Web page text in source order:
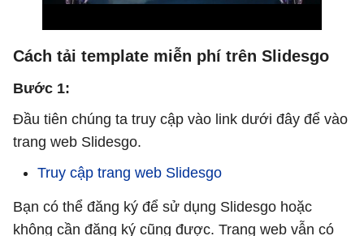
Cách tải template miễn phí trên Slidesgo
Bước 1:
Đầu tiên chúng ta truy cập vào link dưới đây để vào
trang web Slidesgo.
Truy cập trang web Slidesgo
Bạn có thể đăng ký để sử dụng Slidesgo hoặc
không cần đăng ký cũng được. Trang web vẫn có